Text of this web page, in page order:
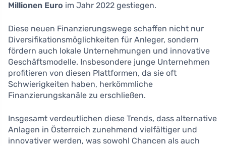
Millionen Euro im Jahr 2022 gestiegen.
Diese neuen Finanzierungswege schaffen nicht nur
Diversifikationsmöglichkeiten für Anleger, sondern
fördern auch lokale Unternehmungen und innovative
Geschäftsmodelle. Insbesondere junge Unternehmen
profitieren von diesen Plattformen, da sie oft
Schwierigkeiten haben, herkömmliche
Finanzierungskanäle zu erschließen.
Insgesamt verdeutlichen diese Trends, dass alternative
Anlagen in Österreich zunehmend vielfältiger und
innovativer werden, was sowohl Chancen als auch